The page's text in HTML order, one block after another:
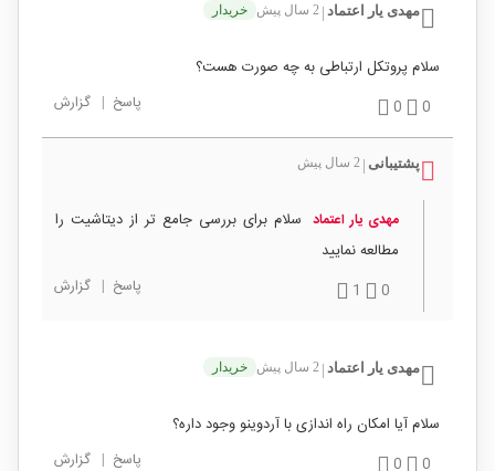
مهدی یار اعتماد | 2 سال پیش خریدار
سلام پروتکل ارتباطی به چه صورت هست؟
0
0 پاسخ | گزارش
پشتیبانی | 2 سال پیش
مهدی یار اعتماد سلام برای بررسی جامع تر از دیتاشیت را
مطالعه نمایید
0
1 پاسخ | گزارش
مهدی یار اعتماد | 2 سال پیش خریدار
سلام آیا امکان راه اندازی با آردوینو وجود داره؟
0
0 پاسخ | گزارش